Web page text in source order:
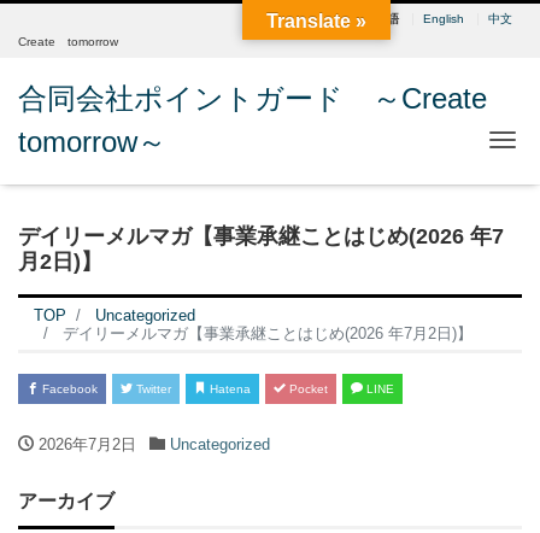
日本語 English
中文
Create tomorrow
合同会社ポイントガード ～Create
tomorrow～
デイリーメルマガ【事業承継ことはじめ(2026 年7
月2日)】
TOP
Uncategorized
デイリーメルマガ【事業承継ことはじめ(2026 年7月2日)】
Facebook Twitter Hatena Pocket LINE
2026年7月2日 Uncategorized
アーカイブ
Translate »